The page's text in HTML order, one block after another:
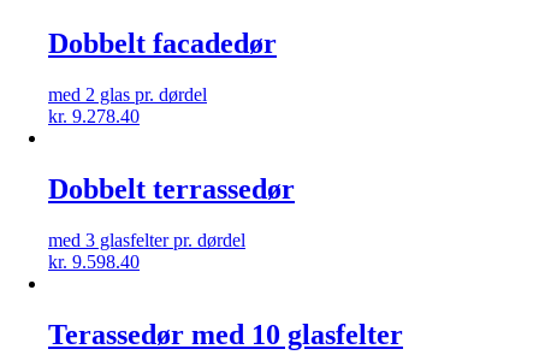
Dobbelt facadedør
med 2 glas pr. dørdel
kr. 9.278.40
Dobbelt terrassedør
med 3 glasfelter pr. dørdel
kr. 9.598.40
Terassedør med 10 glasfelter